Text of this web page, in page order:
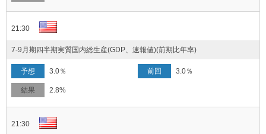
21:30
7-9月期四半期実質国内総生産(GDP、速報値)(前期比年率)
3.0％ 3.0％
2.8%
21:30